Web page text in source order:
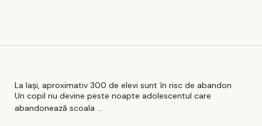
La Iași, aproximativ 300 de elevi sunt în risc de abandon
Un copil nu devine peste noapte adolescentul care
abandonează scoala ...